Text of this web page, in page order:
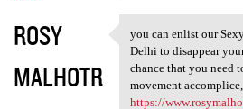
ROSY
MALHOTR
you can enlist our
you can enlist our
Delhi to disappear
chance that you need
movement
https://